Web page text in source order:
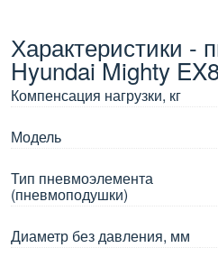
Характеристики -
Hyundai Mighty
Компенсация нагрузки, кг
Модель
Тип пневмоэлемента
(пневмоподушки)
Диаметр без давления, мм